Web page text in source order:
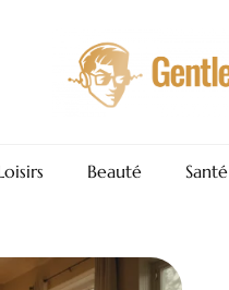
Beauté Santé